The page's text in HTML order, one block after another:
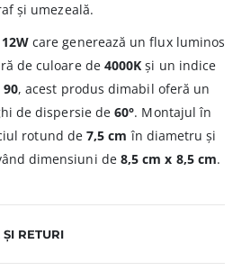
și umezeală.
12Wcare generează un flux luminos
de culoare de 4000K și un indice
90, acest produs dimabil oferă un
de dispersie de60°. Montajul în
rotund de7,5 cm în diametru și
dimensiuni de 8,5 cm x 8,5 cm.
RETURI